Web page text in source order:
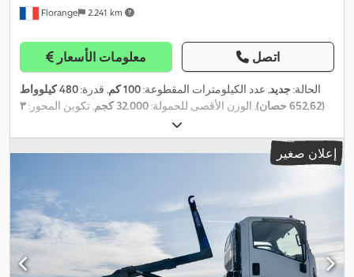
Florange 2.241 km
معلومات الأسعار اتصل
الحالة:جديد, عدد الكيلومترات المقطوعة:100 كم , قدرة:
480 كيلوواط
(652,62 حصان)
, الوزن الأقصى للحمولة:32.000 كجم , تكوين المحور:٣
, نوع التروس:تلقائي
فولاذ, شركة تصنيع الرافعات:HIAB , معدات:المُبطئ, بلوتوث, تكييف
الهواء, رافعة, قفل مركزي, كاميرا رؤية خلفية, كمبيوتر على متنإعلان صغير